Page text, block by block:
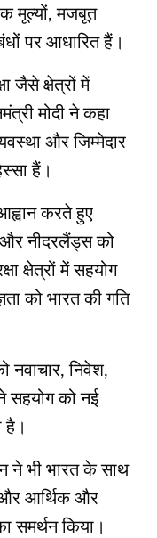
मूल्यों, मजबूत
पर आधारित हैं।
जैसे क्षेत्रों में
मोदी ने कहा
और जिम्मेदार
हैं।
करते हुए
और नीदरलैंड्स को
क्षेत्रों में सहयोग
को भारत की गति
नवाचार, निवेश,
सहयोग को नई
है।
ने भी भारत के साथ
और आर्थिक और
समर्थन किया।